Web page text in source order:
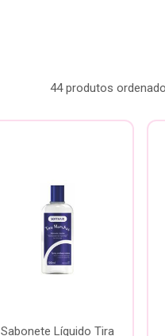
44 produtos
Sabonete Líquido Tira